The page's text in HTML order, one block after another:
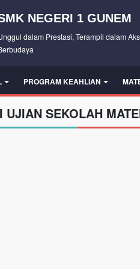
NEGERI 1 GUNEM
dalam Prestasi, Terampil dalam
PROGRAM KEAHLIAN
UJIAN SEKOLAH